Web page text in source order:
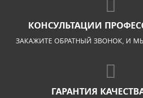
КОНСУЛЬТАЦИИ
ЗАКАЖИТЕ ОБРАТНЫЙ ЗВОНОК, И
ГАРАНТИЯ